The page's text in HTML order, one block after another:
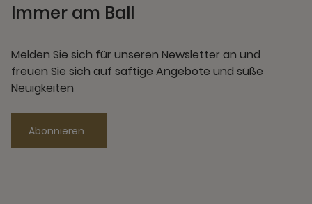
Immer am Ball
Melden Sie sich für unseren Newsletter an und
freuen Sie sich auf saftige Angebote und süße
Neuigkeiten
Abonnieren